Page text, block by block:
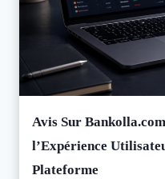
Avis Sur
l’Expérience
Plateforme